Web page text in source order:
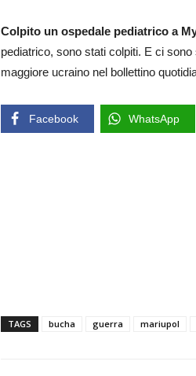
Colpito un ospedale pediatrico a
pediatrico, sono stati colpiti. E ci
maggiore ucraino nel bollettino
Facebook WhatsApp
TAGS bucha guerra mariupol